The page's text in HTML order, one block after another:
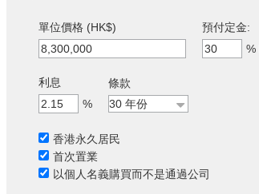
單位價格 (HK$)
預付定金:
%
利息
%
條款
香港永久居民
首次置業
以個人名義購買而不是通過公司